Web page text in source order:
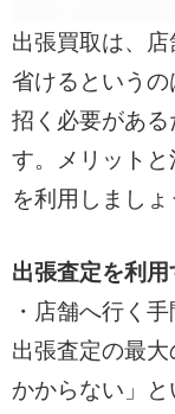
出張買取は、
省けるという
招く必要があ
す。メリット
を利用しましょ
出張査定を利用
・店舗へ行く
出張査定の最
かからない」